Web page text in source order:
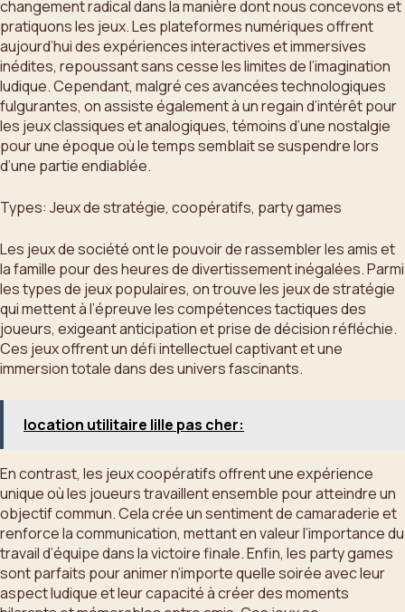
changement radical dans la manière dont nous concevons et
pratiquons les jeux. Les plateformes numériques offrent
aujourd’hui des expériences interactives et immersives
inédites, repoussant sans cesse les limites de l’imagination
ludique. Cependant, malgré ces avancées technologiques
fulgurantes, on assiste également à un regain d’intérêt pour
les jeux classiques et analogiques, témoins d’une nostalgie
pour une époque où le temps semblait se suspendre lors
d’une partie endiablée.
Types: Jeux de stratégie, coopératifs, party games
Les jeux de société ont le pouvoir de rassembler les amis et
la famille pour des heures de divertissement inégalées. Parmi
les types de jeux populaires, on trouve les jeux de stratégie
qui mettent à l’épreuve les compétences tactiques des
joueurs, exigeant anticipation et prise de décision réfléchie.
Ces jeux offrent un défi intellectuel captivant et une
immersion totale dans des univers fascinants.
location utilitaire lille pas cher:
En contrast, les jeux coopératifs offrent une expérience
unique où les joueurs travaillent ensemble pour atteindre un
objectif commun. Cela crée un sentiment de camaraderie et
renforce la communication, mettant en valeur l’importance du
travail d’équipe dans la victoire finale. Enfin, les party games
sont parfaits pour animer n’importe quelle soirée avec leur
aspect ludique et leur capacité à créer des moments